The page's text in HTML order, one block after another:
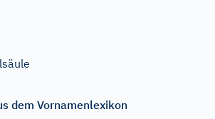
dem Vornamenlexikon